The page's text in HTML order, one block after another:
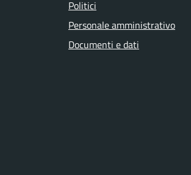
Politici
Personale amministrativo
Documenti e dati